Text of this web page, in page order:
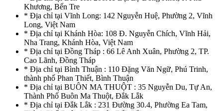
Khương, Bến Tre
* Địa chỉ tại Vĩnh Long: 142 Nguyễn Huệ, Phường 2, Vĩnh
Long, Việt Nam
* Địa chỉ tại Khánh Hòa: 108 Đ. Nguyễn Chích, Vĩnh Hải,
Nha Trang, Khánh Hòa, Việt Nam
* Địa chỉ tại Đồng Tháp : 66 Lê Anh Xuân, Phường 2, TP.
Cao Lãnh, Đồng Tháp
* Địa chỉ tại Bình Thuận : 110 Đặng Văn Ngữ, Phú Trinh,
thành phố Phan Thiết, Bình Thuận
* Địa chỉ tại BUÔN MA THUỘT : 35 Nguyễn Du, Tự An,
Thành Phố Buôn Ma Thuột, Đắk Lắk
* Địa chỉ tại Đắk Lắk : 231 Đường 30.4, Phường Ea Tam,